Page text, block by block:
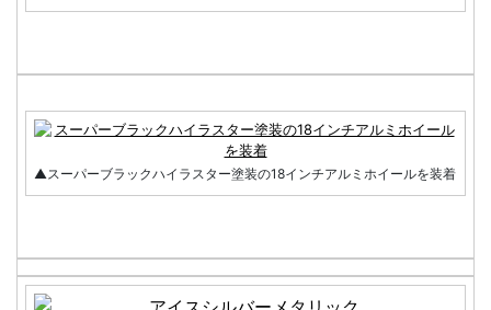
▲スーパーブラックハイラスター塗装の18インチアルミホイールを装着